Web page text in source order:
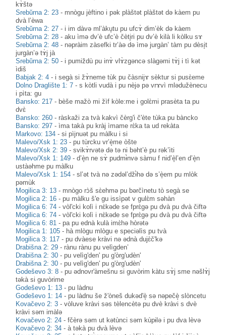
kɤ̀štə
Srebŭrna 2: 23 - mnògu jèftino i pək plàštət plàštət də kàem pu
dvà l’èwa
Srebŭrna 2: 27 - i im dàvə ml’àku̥tu pu ufcɤ̀ dim’èk də kàem
Srebŭrna 2: 28 -aku ìmə dv’è ufc’è čèti̥ri pu dv’è kilà li kòlku sɤ
Srebŭrna 2: 48 - nəpràim zàsefki tr’àə də ìmə jurgàn’ tàm pu dèsi̥t
jurgàn’ə tɤ̀j jà
Srebŭrna 2: 50 - i pumiždù pu inɤ̀ vlɤ̀zgəncə slàgəmi tɤ̀j i tì kət
ìdiš
Babjak 2: 4 - i segà si žɤ̀neme tùk pu čàsnijɤ sèktur si pusɛ̀eme
Dolno Draglište 1: 7 -s kòtli vudà i pu nèjə pə vrɤvì mlədužènecu
i pìta: gu
Bansko: 217 - bèše mažò mi žìf kòle:me i golɛ̀mi prasèta ta pu
dvɛ̀
Bansko: 260 - ràskaži za tvà kakvì čèrg'i č'ète tùka pu bàncko
Bansko: 297 -ìma takà pu kràj ìmame rɛ̀ka ta ud rekàta
Markovo: 134 -si pìjnuət pu màlku i si
Malevo/Xsk 1: 23 -pu tùrcku vr’è̝me òšte
Malevo/Xsk 2: 39 -svikɤ̀rvətə də tə ni bəht’è pu rək’ìti
Malevo/Xsk 1: 149 -d’è̝n ne sɤ̀ pudmɨ̀nvə sàmu f nid’è̝l’en d’è̝n
ustàəhme pu màlku
Malevo/Xsk 1: 154 -sl’ət tvà nə zədəl’džɨ̀hə də s’è̝em pu mlòk
pəmùk
Mogilica 3: 13 - mnògo rɔ̀š sɛ̀ehmə pu bərčìnetu tò segà se
Mogilica 2: 16 -pu màlku š'e gu issìpət v gulɛ̀m səhàn
Mogilica 6: 74 -vòl'cki kolì i nɛ̀kəde se fprɛ̀gə pu dvà pu dvà čiftə
Mogilica 6: 74 -vòl'cki kolì i nɛ̀kəde se fprɛ̀gə pu dvà pu dvà čiftə
Mogilica 6: 81 -pa pu ednà kulà imɛ̀hə hòrətə
Mogilica 1: 105 - hà mlògu mlògu e speciəlìs pu tvà
Mogilica 3: 117 -pu dvàese kràvi nə ədnà dujɛ̀č'kə
Drabišna 2: 29 - rànu rànu pu velìgden’
Drabišna 2: 30 -pu velìg'den' pu g'òrg'udèn'
Drabišna 2: 30 -pu velìg'den' pu g'òrg'udèn'
Godeševo 3: 8 -pu ədnovr'àmešnu si guvòrim kàtu sɤ̀j sme nəšlɤ̀j
təkà si guvòrime
Godeševo 1: 13 -pu làdnu
Godeševo 1: 14 -pu làdnu še ž'òneš dukəd'è̝ sə nəpečè̝ slòncetu
Kovačevo 2: 3 -vòluve kràvi səs tèlencètə pu dvè kràvi s dvè
kràvi səm imàlə
Kovačevo 2: 24 -fčèrə səm ut kətùnci səm kùpɨlə i pu dva lèvə
Kovačevo 2: 34 -à təkà pu dvà lèvə